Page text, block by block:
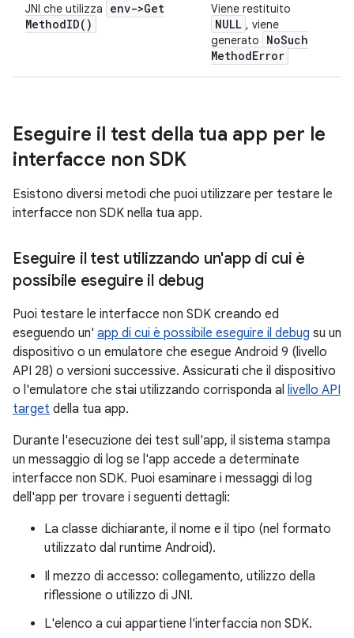
JNI che utilizza env->Get
MethodID( )
Viene restituito
NULL , viene
generato
NoSuch
MethodError
Eseguire il test della tua app per le
interfacce non SDK
Esistono diversi metodi che puoi utilizzare per testare le
interfacce non SDK nella tua app.
Eseguire il test utilizzando un'app di cui è
possibile eseguire il debug
Puoi testare le interfacce non SDK creando ed
eseguendo un' app di cui è possibile eseguire il debug su un
dispositivo o un emulatore che esegue Android 9 (livello
API 28) o versioni successive. Assicurati che il dispositivo
o l'emulatore che stai utilizzando corrisponda al livello API
target della tua app.
Durante l'esecuzione dei test sull'app, il sistema stampa
un messaggio di log se l'app accede a determinate
interfacce non SDK. Puoi esaminare i messaggi di log
dell'app per trovare i seguenti dettagli:
La classe dichiarante, il nome e il tipo (nel formato
utilizzato dal runtime Android).
Il mezzo di accesso: collegamento, utilizzo della
riflessione o utilizzo di JNI.
L'elenco a cui appartiene l'interfaccia non SDK.